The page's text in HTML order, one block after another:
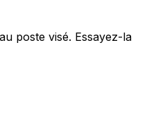
poste visé. Essayez-la